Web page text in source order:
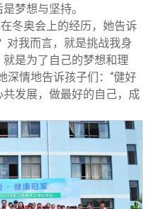
梦想与坚持。
冬奥会上的经历，她告诉
对我而言，就是挑战我身
是为了自己的梦想和理
深情地告诉孩子们：“健好
发展，做最好的自己，成